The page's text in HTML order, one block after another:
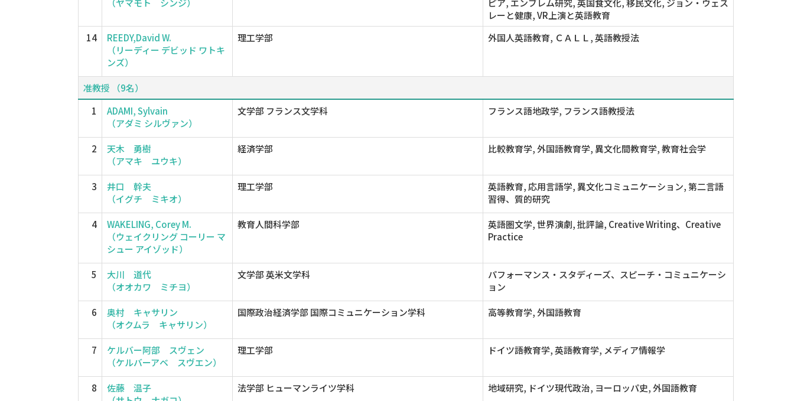
（ヤマモト シンジ）
ピア, エンブレム研究, 英国食文化, 移民文化, ジョン・ウェス
レーと健康, VR上演と英語教育
14
REEDY,David W.
（リーディー デビッド ワトキ
ンズ）
理工学部 外国人英語教育, ＣＡＬＬ, 英語教授法
准教授 （9名）
1
ADAMI, Sylvain
（アダミ シルヴァン）
文学部 フランス文学科 フランス語地政学, フランス語教授法
2
天木 勇樹
（アマキ ユウキ）
経済学部 比較教育学, 外国語教育学, 異文化間教育学, 教育社会学
3
井口 幹夫
（イグチ ミキオ）
理工学部
英語教育, 応用言語学, 異文化コミュニケーション, 第二言語
習得、質的研究
4
WAKELING, Corey M.
（ウェイクリング コーリー マ
シュー アイゾッド）
教育人間科学部
英語圏文学, 世界演劇, 批評論, Creative Writing、Creative
Practice
5
大川 道代
（オオカワ ミチヨ）
文学部 英米文学科
パフォーマンス・スタディーズ、スピーチ・コミュニケーシ
ョン
6
奥村 キャサリン
（オクムラ キャサリン）
国際政治経済学部 国際コミュニケーション学科 高等教育学, 外国語教育
7
ケルバー阿部 スヴェン
（ケルバーアベ スヴエン）
理工学部 ドイツ語教育学, 英語教育学, メディア情報学
8
佐藤 温子
法学部 ヒューマンライツ学科 地域研究, ドイツ現代政治, ヨーロッパ史, 外国語教育